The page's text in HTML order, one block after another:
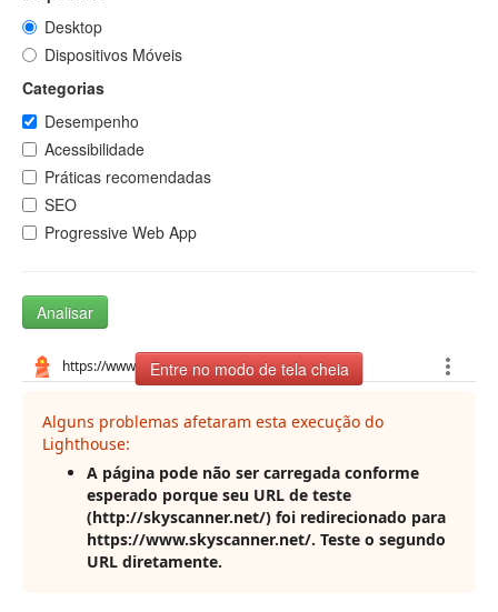
Desktop
Dispositivos Móveis
Categorias
Desempenho
Acessibilidade
Práticas recomendadas
SEO
Progressive Web App
Analisar
Entre no modo de tela cheia